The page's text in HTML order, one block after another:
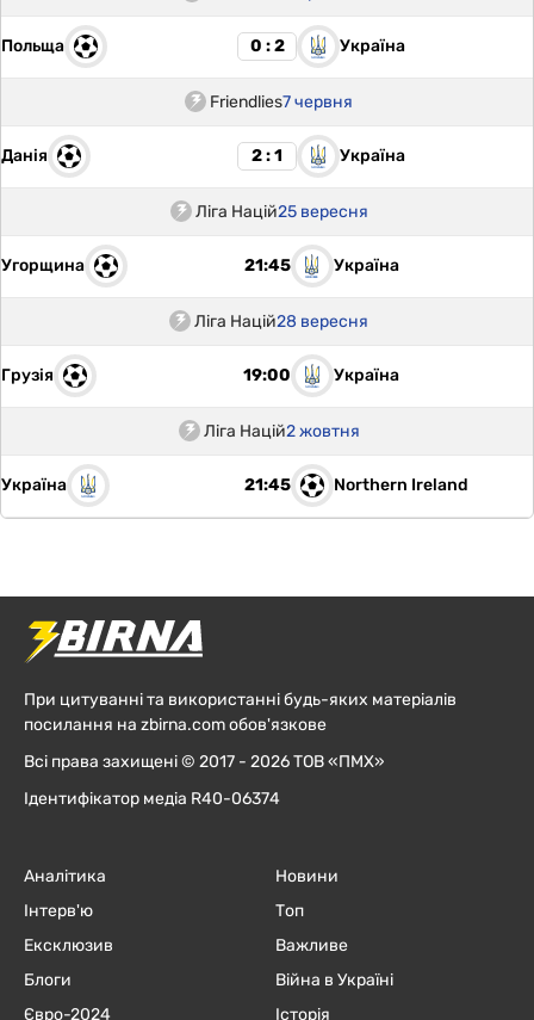
Польща 0 : 2 Україна
Friendlies7 червня
Данія 2 : 1 Україна
Ліга Націй25 вересня
Угорщина 21:45 Україна
Ліга Націй28 вересня
Грузія 19:00 Україна
Ліга Націй2 жовтня
Україна 21:45 Northern Ireland
При цитуванні та використанні будь-яких матеріалів
посилання на zbirna.com обов'язкове
Всі права захищені © 2017 - 2026 ТОВ «ПМХ»
Ідентифікатор медіа R40-06374
Аналітика
Інтерв'ю
Ексклюзив
Блоги
Євро-2024
Новини
Топ
Важливе
Війна в Україні
Історія